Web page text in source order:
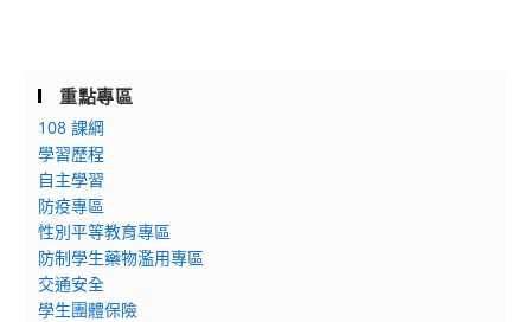
重點專區
108 課綱
學習歷程
自主學習
防疫專區
性別平等教育專區
防制學生藥物濫用專區
交通安全
學生團體保險